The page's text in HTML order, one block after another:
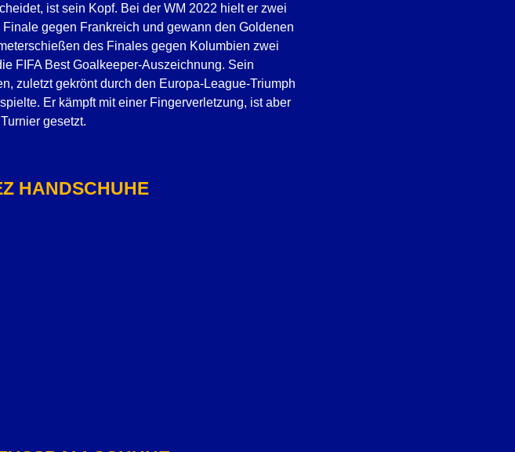
ist sein Kopf. Bei der WM 2022 hielt er zwei
gegen Frankreich und gewann den Goldenen
des Finales gegen Kolumbien zwei
FIFA Best Goalkeeper-Auszeichnung. Sein
zuletzt gekrönt durch den Europa-League-Triumph
Er kämpft mit einer Fingerverletzung, ist aber
gesetzt.
HANDSCHUHE